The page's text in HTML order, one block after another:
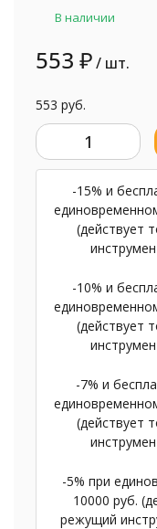
В наличии
553 ₽/ шт.
553 руб.
шт.
-15% и
(действует
-10% и
(действует
-7% и
(действует
-5% при
10000 руб.
режущий